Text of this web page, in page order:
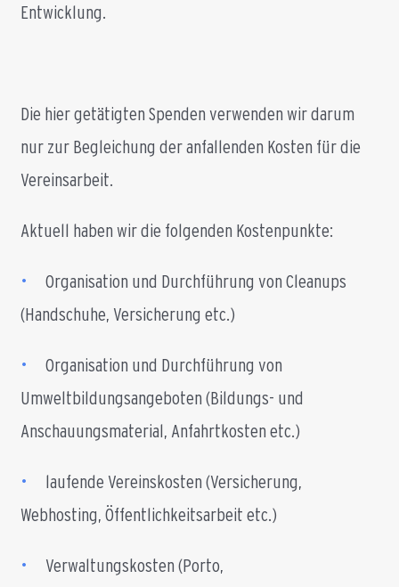
Entwicklung.
Die hier getätigten Spenden verwenden wir darum
nur zur Begleichung der anfallenden Kosten für die
Vereinsarbeit.
Aktuell haben wir die folgenden Kostenpunkte:
•
Organisation und Durchführung von Cleanups
(Handschuhe, Versicherung etc.)
•
Organisation und Durchführung von
Umweltbildungsangeboten (Bildungs- und
Anschauungsmaterial, Anfahrtkosten etc.)
•
laufende Vereinskosten (Versicherung,
Webhosting, Öffentlichkeitsarbeit etc.)
•
Verwaltungskosten (Porto,